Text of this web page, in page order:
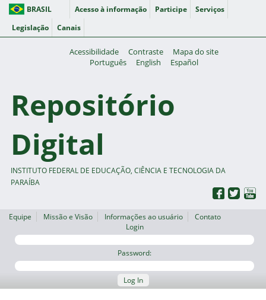
BRASIL Acesso à informação Participe
Serviços
Legislação
Canais
Acessibilidade Contraste
Mapa do site
Português
English Español
Repositório
Digital
INSTITUTO FEDERAL DE EDUCAÇÃO, CIÊNCIA E TECNOLOGIA DA
PARAÍBA
Equipe Missão e Visão Informações ao usuário
Contato
Login
Password:
Log In